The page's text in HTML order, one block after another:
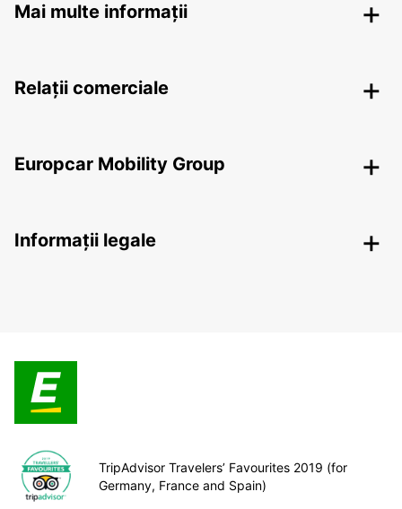
Mai multe informații
Relații comerciale
Europcar Mobility Group
Informații legale
TripAdvisor Travelers’ Favourites 2019 (for
Germany, France and Spain)